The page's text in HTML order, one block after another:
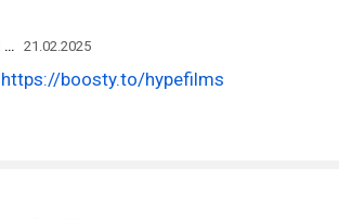
Шелдон Планктон: Фильм | Русский трейлер | Фильм 2025 (Губка Боб Квадратные Штаны) 21.02.2025
https://boosty.to/hypefilms